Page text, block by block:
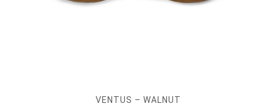
VENTUS – WALNUT